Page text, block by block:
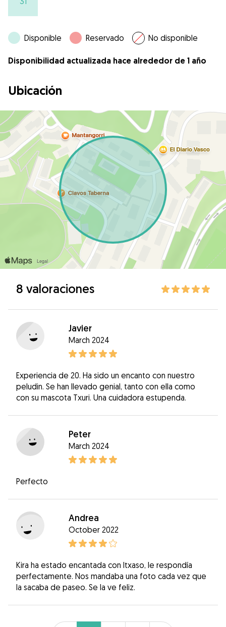
Disponible Reservado No disponible
Disponibilidad actualizada hace alrededor de 1 año
Ubicación
8 valoraciones
Javier
March 2024
Experiencia de 20. Ha sido un encanto con nuestro
peludin. Se han llevado genial, tanto con ella como
con su mascota Txuri. Una cuidadora estupenda.
Peter
March 2024
Perfecto
Andrea
October 2022
Kira ha estado encantada con Itxaso, le respondía
perfectamente. Nos mandaba una foto cada vez que
la sacaba de paseo. Se la ve feliz.